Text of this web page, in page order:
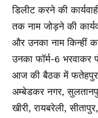
डिलीट करने की
तक नाम जोड़ने की
और उनका नाम किन्हीं
उनका फॉर्म-6 भरवाकर
आज की बैठक में फतेहपुर,
अम्बेडकर नगर,
खीरी, रायबरेली,